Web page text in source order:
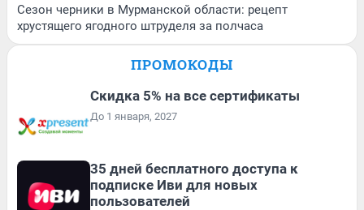
Сезон черники в Мурманской области: рецепт
хрустящего ягодного штруделя за полчаса
ПРОМОКОДЫ
Скидка 5% на все сертификаты
До 1 января, 2027
35 дней бесплатного доступа к
подписке Иви для новых
пользователей